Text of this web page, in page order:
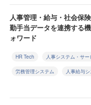
人事管理・給与・社会保
勤手当データを連携する
ォワード
HR Tech 人事システム・サー
労務管理システム 人事給与